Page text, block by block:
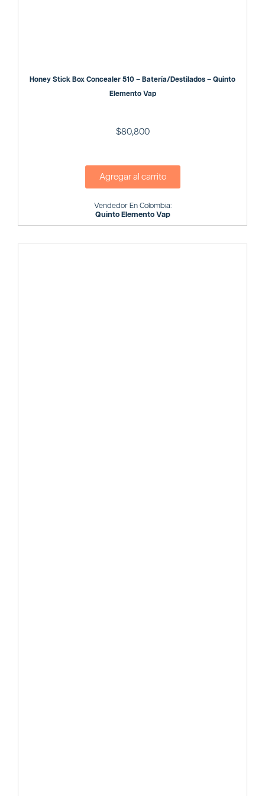
Honey Stick Box Concealer 510 – Batería/Destilados – Quinto
Elemento Vap
$80,800
Agregar al carrito
Vendedor En Colombia:
Quinto Elemento Vap